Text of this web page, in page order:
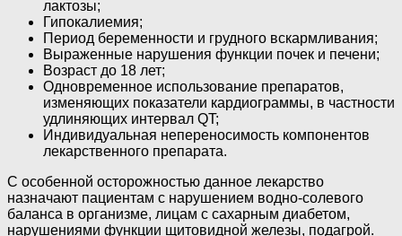
лактозы;
Гипокалиемия;
Период беременности и грудного вскармливания;
Выраженные нарушения функции почек и печени;
Возраст до 18 лет;
Одновременное использование препаратов,
изменяющих показатели кардиограммы, в частности
удлиняющих интервал QT;
Индивидуальная непереносимость компонентов
лекарственного препарата.
С особенной осторожностью данное лекарство
назначают пациентам с нарушением водно-солевого
баланса в организме, лицам с сахарным диабетом,
нарушениями функции щитовидной железы, подагрой.